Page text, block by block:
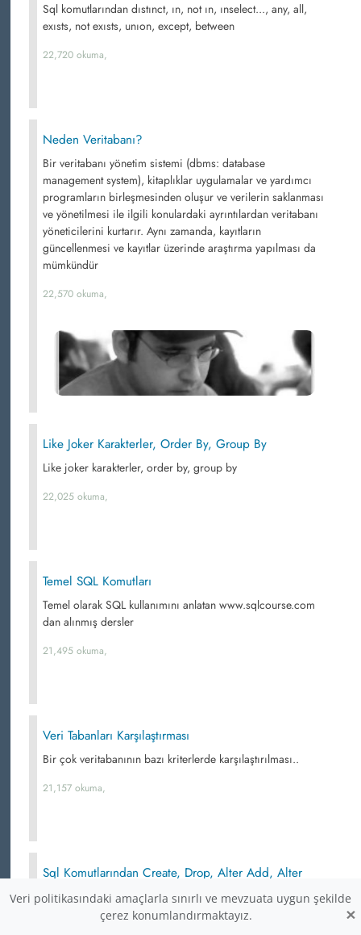
Sql komutlarından dıstınct, ın, not ın, ınselect..., any, all,
exısts, not exısts, unıon, except, between
22,720 okuma,
Neden Veritabanı?
Bir veritabanı yönetim sistemi (dbms: database
management system), kitaplıklar uygulamalar ve yardımcı
programların birleşmesinden oluşur ve verilerin saklanması
ve yönetilmesi ile ilgili konulardaki ayrıntılardan veritabanı
yöneticilerini kurtarır. Aynı zamanda, kayıtların
güncellenmesi ve kayıtlar üzerinde araştırma yapılması da
mümkündür
22,570 okuma,
Like Joker Karakterler, Order By, Group By
Like joker karakterler, order by, group by
22,025 okuma,
Temel SQL Komutları
Temel olarak SQL kullanımını anlatan www.sqlcourse.com
dan alınmış dersler
21,495 okuma,
Veri Tabanları Karşılaştırması
Bir çok veritabanının bazı kriterlerde karşılaştırılması..
21,157 okuma,
Sql Komutlarından Create, Drop, Alter Add, Alter
Drop, Alter Change, Alter After Komutlarının Tabloya
Yada Veritabanına Uygulanması
Veri politikasındaki amaçlarla sınırlı ve mevzuata uygun şekilde
çerez konumlandırmaktayız.
×